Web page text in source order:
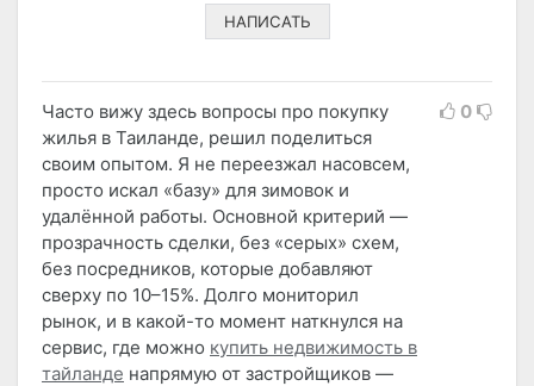
НАПИСАТЬ
Часто вижу здесь вопросы про покупку
жилья в Таиланде, решил поделиться
своим опытом. Я не переезжал насовсем,
просто искал «базу» для зимовок и
удалённой работы. Основной критерий —
прозрачность сделки, без «серых» схем,
без посредников, которые добавляют
сверху по 10–15%. Долго мониторил
рынок, и в какой-то момент наткнулся на
сервис, где можно купить недвижимость в
тайланде напрямую от застройщиков —
0